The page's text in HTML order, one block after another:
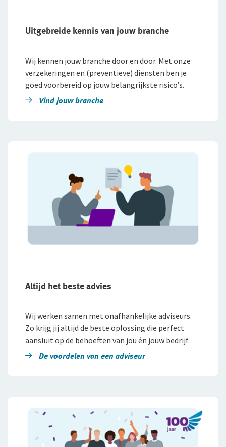
Uitgebreide kennis van jouw branche​
Wij kennen jouw branche door en door. Met onze
verzekeringen en (preventieve) diensten ben je
goed voorbereid op jouw belangrijkste risico’s.
Vind jouw branche
Altijd het beste advies
Wij werken samen met onafhankelijke adviseurs.
Zo krijg jij altijd de beste oplossing die perfect
aansluit op de behoeften van jou én jouw bedrijf.
De voordelen van een adviseur